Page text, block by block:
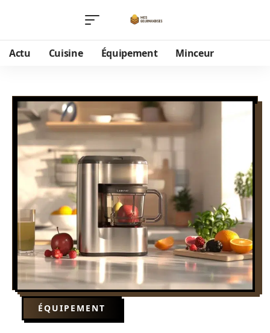
Actu Cuisine Équipement Minceur
ÉQUIPEMENT